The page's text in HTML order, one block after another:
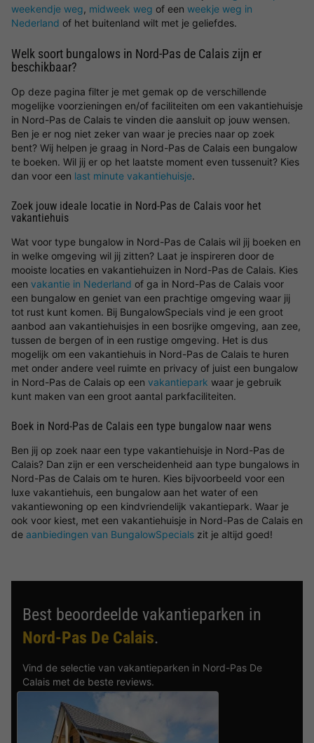
weekendje weg, midweek weg of een weekje weg in
Nederland of het buitenland wilt met je geliefdes.
Welk soort bungalows in Nord-Pas de Calais zijn er
beschikbaar?
Op deze pagina filter je met gemak op de verschillende
mogelijke voorzieningen en/of faciliteiten om een vakantiehuisje
in Nord-Pas de Calais te vinden die aansluit op jouw wensen.
Ben je er nog niet zeker van waar je precies naar op zoek
bent? Wij helpen je graag in Nord-Pas de Calais een bungalow
te boeken. Wil jij er op het laatste moment even tussenuit? Kies
dan voor een last minute vakantiehuisje.
Zoek jouw ideale locatie in Nord-Pas de Calais voor het
vakantiehuis
Wat voor type bungalow in Nord-Pas de Calais wil jij boeken en
in welke omgeving wil jij zitten? Laat je inspireren door de
mooiste locaties en vakantiehuizen in Nord-Pas de Calais. Kies
een vakantie in Nederland of ga in Nord-Pas de Calais voor
een bungalow en geniet van een prachtige omgeving waar jij
tot rust kunt komen. Bij BungalowSpecials vind je een groot
aanbod aan vakantiehuisjes in een bosrijke omgeving, aan zee,
tussen de bergen of in een rustige omgeving. Het is dus
mogelijk om een vakantiehuis in Nord-Pas de Calais te huren
met onder andere veel ruimte en privacy of juist een bungalow
in Nord-Pas de Calais op een vakantiepark waar je gebruik
kunt maken van een groot aantal parkfaciliteiten.
Boek in Nord-Pas de Calais een type bungalow naar wens
Ben jij op zoek naar een type vakantiehuisje in Nord-Pas de
Calais? Dan zijn er een verscheidenheid aan type bungalows in
Nord-Pas de Calais om te huren. Kies bijvoorbeeld voor een
luxe vakantiehuis, een bungalow aan het water of een
vakantiewoning op een kindvriendelijk vakantiepark. Waar je
ook voor kiest, met een vakantiehuisje in Nord-Pas de Calais en
de aanbiedingen van BungalowSpecials zit je altijd goed!
Best beoordeelde vakantieparken in
Nord-Pas De Calais.
Vind de selectie van vakantieparken in Nord-Pas De
Calais met de beste reviews.